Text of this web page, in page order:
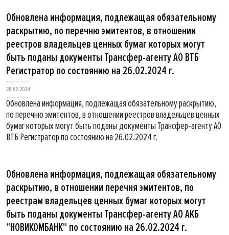
Обновлена информация, подлежащая обязательному
раскрытию, по перечню эмитентов, в отношении
реестров владельцев ценных бумаг которых могут
быть поданы документы Трансфер-агенту АО ВТБ
Регистратор по состоянию на 26.02.2024 г.
28.02.2024
Обновлена информация, подлежащая обязательному раскрытию,
по перечню эмитентов, в отношении реестров владельцев ценных
бумаг которых могут быть поданы документы Трансфер-агенту АО
ВТБ Регистратор по состоянию на 26.02.2024 г.
Обновлена информация, подлежащая обязательному
раскрытию, в отношении перечня эмитентов, по
реестрам владельцев ценных бумаг которых могут
быть поданы документы Трансфер-агенту АО АКБ
"НОВИКОМБАНК" по состоянию на 26.02.2024 г.